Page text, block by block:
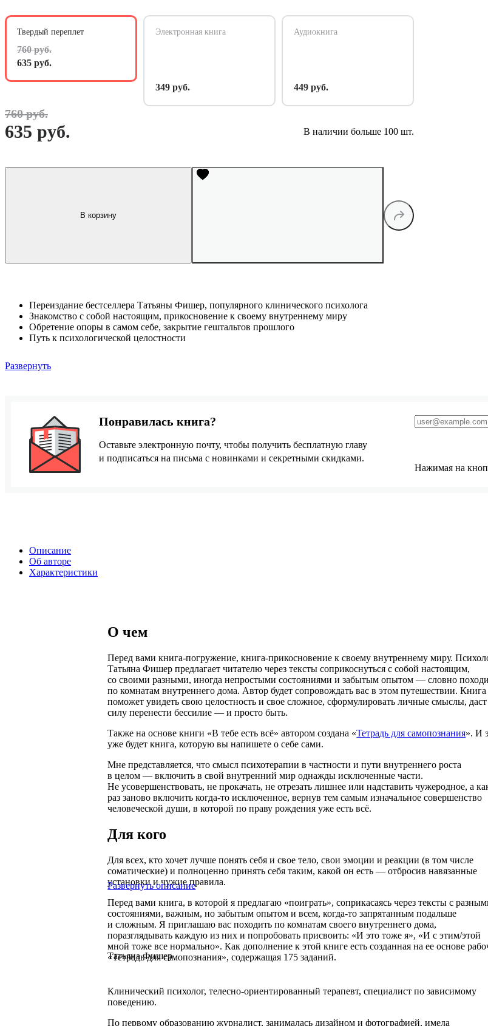
Твердый переплет
760 руб.
635 руб.
Электронная книга
349 руб.
Аудиокнига
449 руб.
760 руб.
635 руб. В наличии больше 100 шт.
В корзину
Переиздание бестселлера Татьяны Фишер, популярного клинического психолога
Знакомство с собой настоящим, прикосновение к своему внутреннему миру
Обретение опоры в самом себе, закрытие гештальтов прошлого
Путь к психологической целостности
Развернуть
Описание
Об авторе
Характеристики
О чем
Перед вами книга-погружение, книга-прикосновение к своему внутреннему миру.
Татьяна Фишер предлагает читателю через тексты соприкоснуться с собой настоящим,
со своими разными, иногда непростыми состояниями и забытым опытом — словно
по комнатам внутреннего дома. Автор будет сопровождать вас в этом путешествии. Книга
поможет увидеть свою целостность и свое сложное, сформулировать личные смыслы, даст
силу перенести бессилие — и просто быть.
Также на основе книги «В тебе есть всё» автором создана «Тетрадь для самопознания». И
уже будет книга, которую вы напишете о себе сами.
Мне представляется, что смысл психотерапии в частности и пути внутреннего роста
в целом — включить в свой внутренний мир однажды исключенные части.
Не усовершенствовать, не прокачать, не отрезать лишнее или надставить чужеродное, а
раз заново включить когда-то исключенное, вернув тем самым изначальное совершенство
человеческой души, в которой по праву рождения уже есть всё.
Для кого
Для всех, кто хочет лучше понять себя и свое тело, свои эмоции и реакции (в том числе
соматические) и полноценно принять себя таким, какой он есть — отбросив навязанные
установки и чужие правила.
Перед вами книга, в которой я предлагаю «поиграть», соприкасаясь через тексты с
состояниями, важным, но забытым опытом и всем, когда-то запрятанным подальше
и сложным. Я приглашаю вас походить по комнатам своего внутреннего дома,
поразглядывать каждую из них и попробовать присвоить: «И это тоже я», «И с этим/этой
мной тоже все нормально». Как дополнение к этой книге есть созданная на ее основе
«Тетрадь для самопознания», содержащая 175 заданий.
Развернуть описание
Татьяна Фишер
Клинический психолог, телесно-ориентированный терапевт, специалист по зависимому
поведению.
По первому образованию журналист, занималась дизайном и фотографией, имела
Понравилась книга?
Оставьте электронную почту, чтобы получить бесплатную главу
и подписаться на письма с новинками и секретными скидками.
Нажимая на